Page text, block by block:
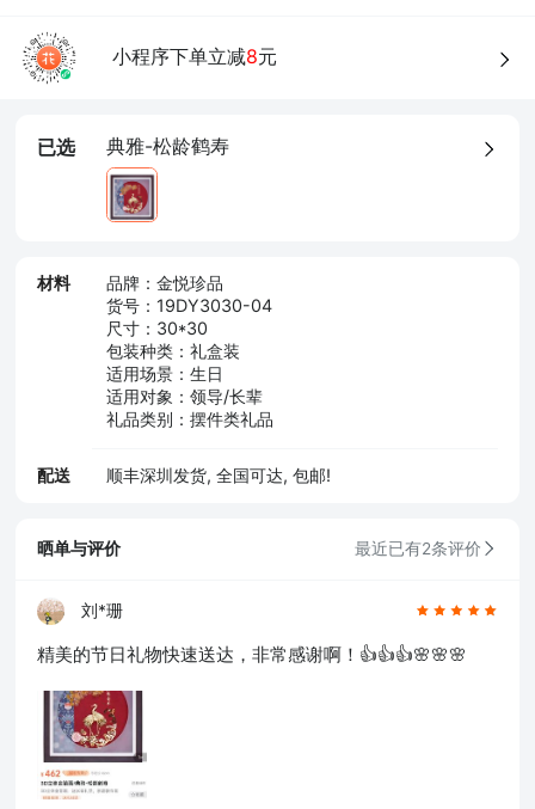
小程序下单立减8元
已选 典雅-松龄鹤寿
材料
品牌：金悦珍品
货号：19DY3030-04
尺寸：30*30
包装种类：礼盒装
适用场景：生日
适用对象：领导/长辈
礼品类别：摆件类礼品
配送 顺丰深圳发货, 全国可达, 包邮!
晒单与评价 最近已有2条评价
刘*珊
精美的节日礼物快速送达，非常感谢啊！👍👍👍🌸🌸🌸